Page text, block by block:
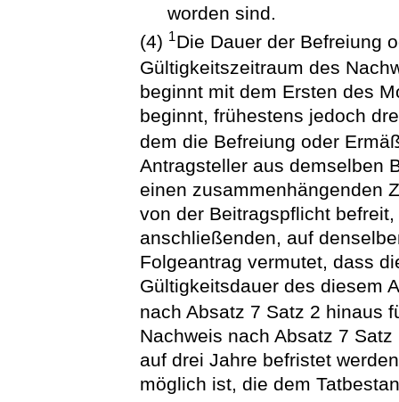
worden sind.
(4) 1Die Dauer der Befreiung
Gültigkeitszeitraum des
beginnt mit dem Ersten des
beginnt, frühestens jedoch
dem die Befreiung oder
Antragsteller aus demselben
einen zusammenhängenden
von der Beitragspflicht
anschließenden, auf
Folgeantrag vermutet, dass
Gültigkeitsdauer des diesem
nach Absatz 7 Satz 2 hinaus
Nachweis nach Absatz 7
auf drei Jahre befristet
möglich ist, die dem